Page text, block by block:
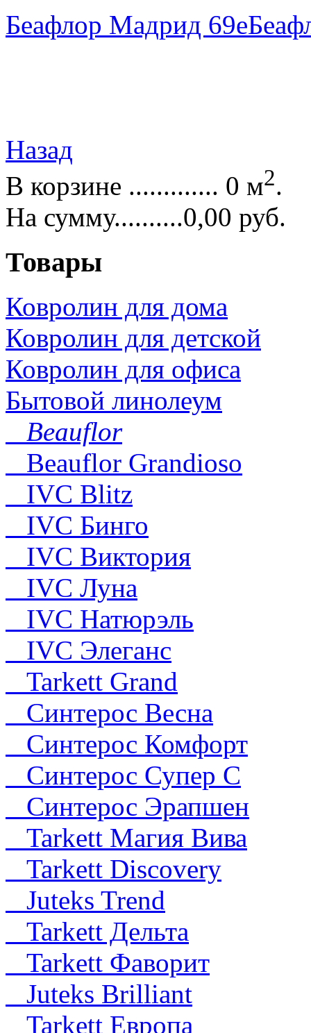
Беафлор Мадрид 69е
Назад
В корзине ............. 0 м2.
На сумму..........0,00 руб.
Товары
Ковролин для дома
Ковролин для детской
Ковролин для офиса
Бытовой линолеум
Beauflor
Beauflor Grandioso
IVC Blitz
IVC Бинго
IVC Виктория
IVC Луна
IVC Натюрэль
IVC Элеганс
Tarkett Grand
Синтерос Весна
Синтерос Комфорт
Синтерос Супер С
Синтерос Эрапшен
Tarkett Магия Вива
Tarkett Discovery
Juteks Trend
Tarkett Дельта
Tarkett Фаворит
Juteks Brilliant
Tarkett Европа